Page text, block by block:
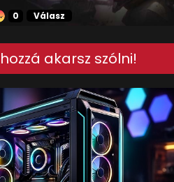
0 Válasz
akarsz szólni!